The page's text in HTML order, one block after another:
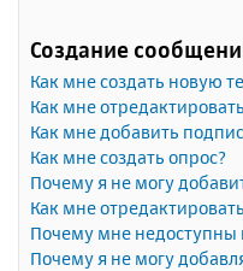
Создание
Как мне создать новую
Как мне
Как мне добавить
Как мне создать опрос?
Почему я не могу
Как мне
Почему мне
Почему я не могу